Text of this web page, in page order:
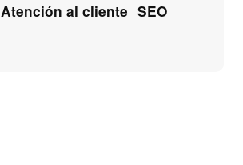
Atención al cliente SEO